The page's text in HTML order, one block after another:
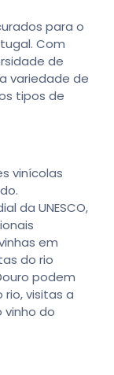
para o
Com
de
variedade de
tipos de
vinícolas
da UNESCO,
em
do rio
podem
visitas a
vinho do